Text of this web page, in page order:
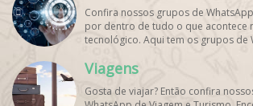
Confira nossos grupos de
por dentro de tudo o que acontece
tecnológico. Aqui tem os grupos de
Viagens
Gosta de viajar? Então confira